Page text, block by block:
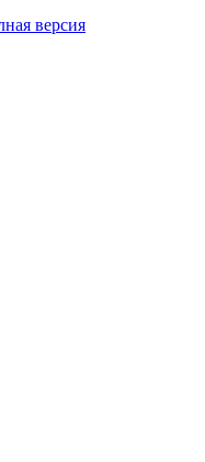
версия